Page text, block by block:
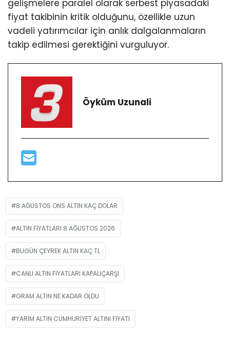
gelişmelere paralel olarak serbest piyasadaki
fiyat takibinin kritik olduğunu, özellikle uzun
vadeli yatırımcılar için anlık dalgalanmaların
takip edilmesi gerektiğini vurguluyor.
Öyküm Uzunali
8 AĞUSTOS ONS ALTIN KAÇ DOLAR
ALTIN FIYATLARI 8 AĞUSTOS 2026
BUGÜN ÇEYREK ALTIN KAÇ TL
CANLI ALTIN FIYATLARI KAPALIÇARŞI
GRAM ALTIN NE KADAR OLDU
YARIM ALTIN CUMHURIYET ALTINI FIYATI